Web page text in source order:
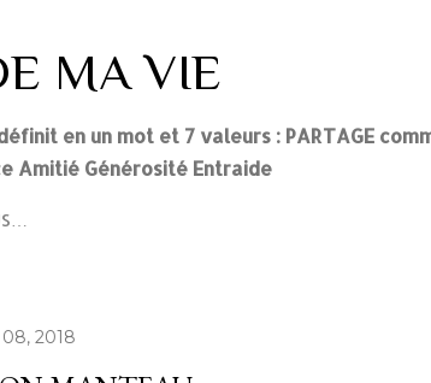
MA VIE
en un mot et 7 valeurs : PARTAGE
Amitié Générosité Entraide
2018